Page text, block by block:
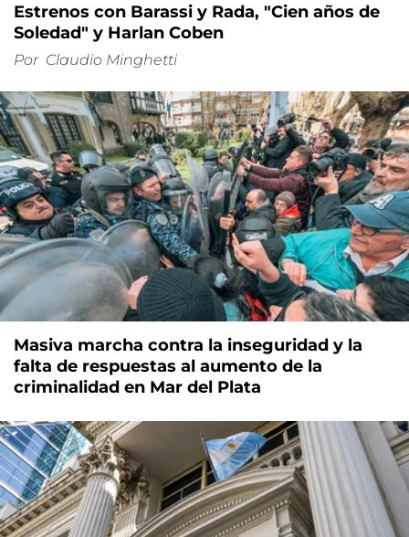
Estrenos con Barassi y Rada, "Cien años de
Soledad" y Harlan Coben
Por Claudio Minghetti
Masiva marcha contra la inseguridad y la
falta de respuestas al aumento de la
criminalidad en Mar del Plata